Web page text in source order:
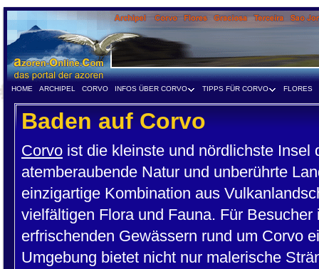
HOME ARCHIPEL CORVO INFOS ÜBER CORVO TIPPS FÜR CORVO FLORES
Baden auf Corvo
Corvo ist die kleinste und nördlichste Insel
atemberaubende Natur und unberührte
einzigartige Kombination aus
vielfältigen Flora und Fauna. Für
erfrischenden Gewässern rund um Corvo
Umgebung bietet nicht nur malerische